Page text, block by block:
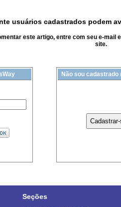
usuários cadastrados podem
este artigo, entre com seu e-mail
site.
Não sou cadastrado
Seções